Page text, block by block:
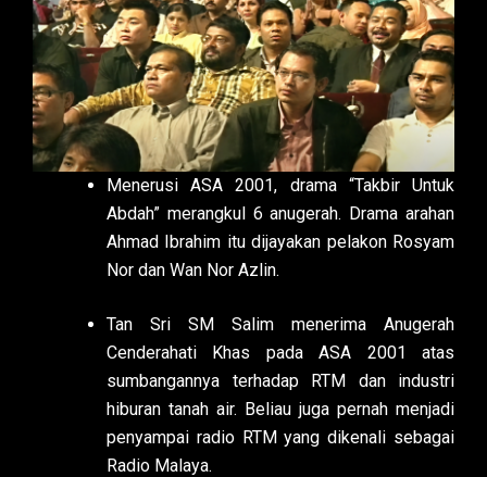
Menerusi ASA 2001, drama “Takbir Untuk
Abdah” merangkul 6 anugerah. Drama arahan
Ahmad Ibrahim itu dijayakan pelakon Rosyam
Nor dan Wan Nor Azlin.
Tan Sri SM Salim menerima Anugerah
Cenderahati Khas pada ASA 2001 atas
sumbangannya terhadap RTM dan industri
hiburan tanah air. Beliau juga pernah menjadi
penyampai radio RTM yang dikenali sebagai
Radio Malaya.